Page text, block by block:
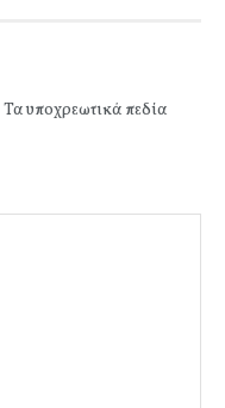
Τα υποχρεωτικά πεδία